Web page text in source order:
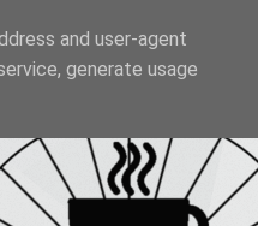
and user-agent
generate usage